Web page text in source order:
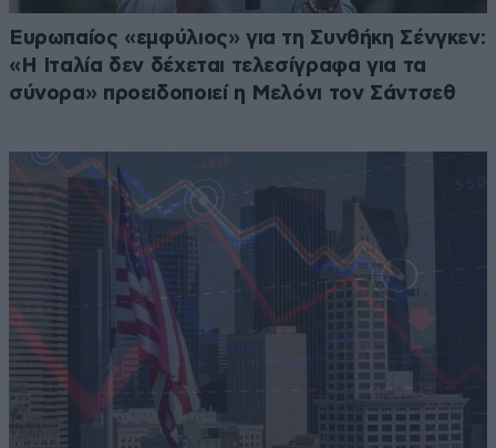
Ευρωπαίος «εμφύλιος» για τη Συνθήκη Σένγκεν:
«Η Ιταλία δεν δέχεται τελεσίγραφα για τα
σύνορα» προειδοποιεί η Μελόνι τον Σάντσεθ